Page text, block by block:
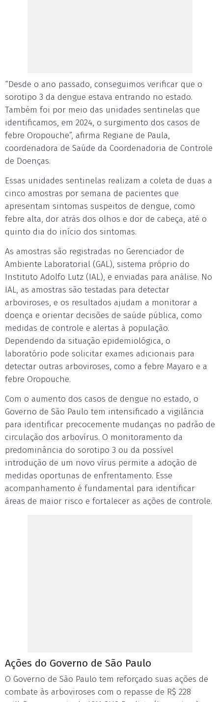
“Desde o ano passado, conseguimos verificar que o
sorotipo 3 da dengue estava entrando no estado.
Também foi por meio das unidades sentinelas que
identificamos, em 2024, o surgimento dos casos de
febre Oropouche”, afirma Regiane de Paula,
coordenadora de Saúde da Coordenadoria de Controle
de Doenças.
Essas unidades sentinelas realizam a coleta de duas a
cinco amostras por semana de pacientes que
apresentam sintomas suspeitos de dengue, como
febre alta, dor atrás dos olhos e dor de cabeça, até o
quinto dia do início dos sintomas.
As amostras são registradas no Gerenciador de
Ambiente Laboratorial (GAL), sistema próprio do
Instituto Adolfo Lutz (IAL), e enviadas para análise. No
IAL, as amostras são testadas para detectar
arboviroses, e os resultados ajudam a monitorar a
doença e orientar decisões de saúde pública, como
medidas de controle e alertas à população.
Dependendo da situação epidemiológica, o
laboratório pode solicitar exames adicionais para
detectar outras arboviroses, como a febre Mayaro e a
febre Oropouche.
Com o aumento dos casos de dengue no estado, o
Governo de São Paulo tem intensificado a vigilância
para identificar precocemente mudanças no padrão de
circulação dos arbovírus. O monitoramento da
predominância do sorotipo 3 ou da possível
introdução de um novo vírus permite a adoção de
medidas oportunas de enfrentamento. Esse
acompanhamento é fundamental para identificar
áreas de maior risco e fortalecer as ações de controle.
Ações do Governo de São Paulo
O Governo de São Paulo tem reforçado suas ações de
combate às arboviroses com o repasse de R$ 228